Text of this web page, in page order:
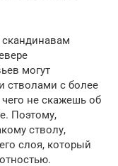
скандинавам
могут
стволами с более
не скажешь об
Поэтому,
стволу,
слоя, который